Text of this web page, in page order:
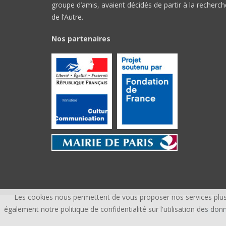
groupe d’amis, avaient décidés de partir à la
de l’Autre.
Nos partenaires
ÎLE DU MONDE ©, TOUS DROITS RÉSERVÉS.
Les cookies nous permettent de vous proposer nos services
également notre politique de confidentialité sur l'utilisation des